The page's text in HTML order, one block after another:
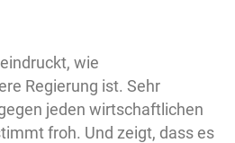
wie
Regierung ist. Sehr
jeden wirtschaftlichen
froh. Und zeigt, dass es